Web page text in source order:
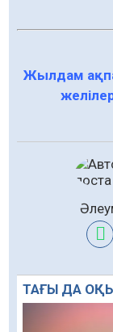
Жылдам
ТАҒЫ ДА